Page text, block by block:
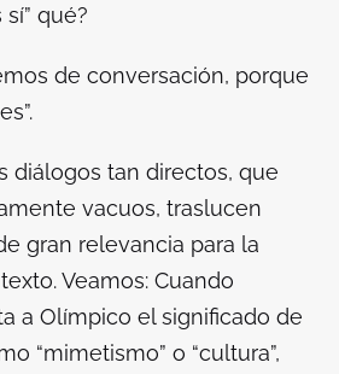
sí” qué?
de conversación, porque
diálogos tan directos, que
vacuos, traslucen
gran relevancia para la
Veamos: Cuando
a Olímpico el significado de
“mimetismo” o “cultura”,